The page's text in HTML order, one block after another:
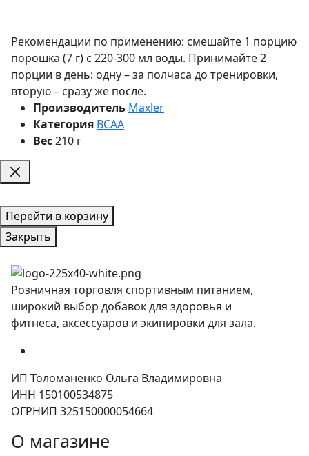
Рекомендации по применению: смешайте 1 порцию
порошка (7 г) с 220-300 мл воды. Принимайте 2
порции в день: одну – за полчаса до тренировки,
вторую – сразу же после.
Производитель Maxler
Категория BCAA
Вес210 г
Перейти в корзину
Закрыть
Розничная торговля спортивным питанием,
широкий выбор добавок для здоровья и
фитнеса, аксессуаров и экипировки для зала.
ИП Толоманенко Ольга Владимировна
ИНН 150100534875
ОГРНИП 325150000054664
О магазине